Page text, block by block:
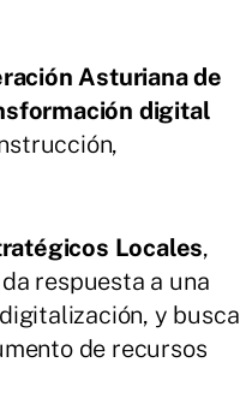
Asturiana de
digital
Locales,
respuesta a una
y busca
de recursos